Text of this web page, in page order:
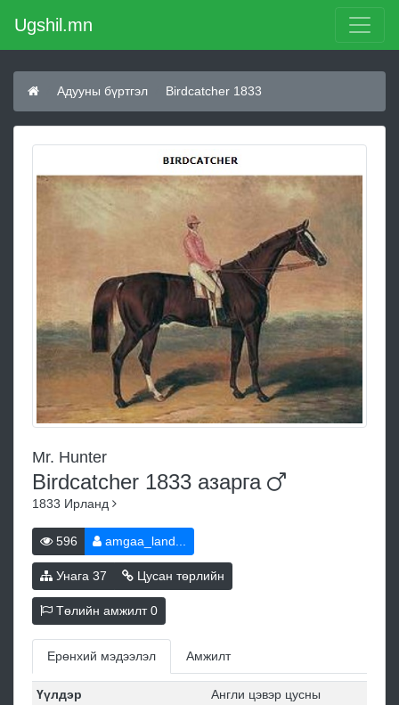
Ugshil.mn
Адууны бүртгэл Birdcatcher 1833
Mr. Hunter
Birdcatcher 1833 азарга
1833 Ирланд
596 amgaa_land...
Унага 37 Цусан төрлийн
Төлийн амжилт0
Ерөнхий мэдээлэл Амжилт
Үүлдэр
Англи цэвэр цусны